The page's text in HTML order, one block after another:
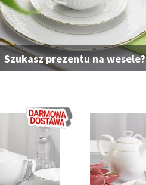
Szukasz prezentu na wesele?